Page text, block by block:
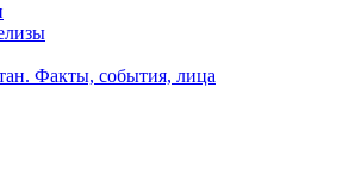
Факты, события, лица